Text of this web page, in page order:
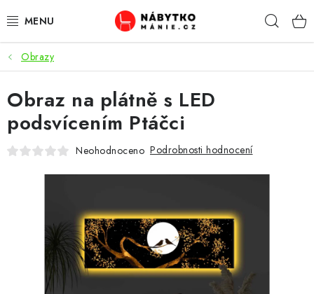
na
OBÝVACÍ POKOJ
KUCHYŇ A JÍDELNA
LOŽNICE
KOUPELNA A WC
PŘEDSÍŇ
Obrazy
Obraz na plátně s LED
podsvícením Ptáčci
Neohodnoceno Podrobnosti hodnocení